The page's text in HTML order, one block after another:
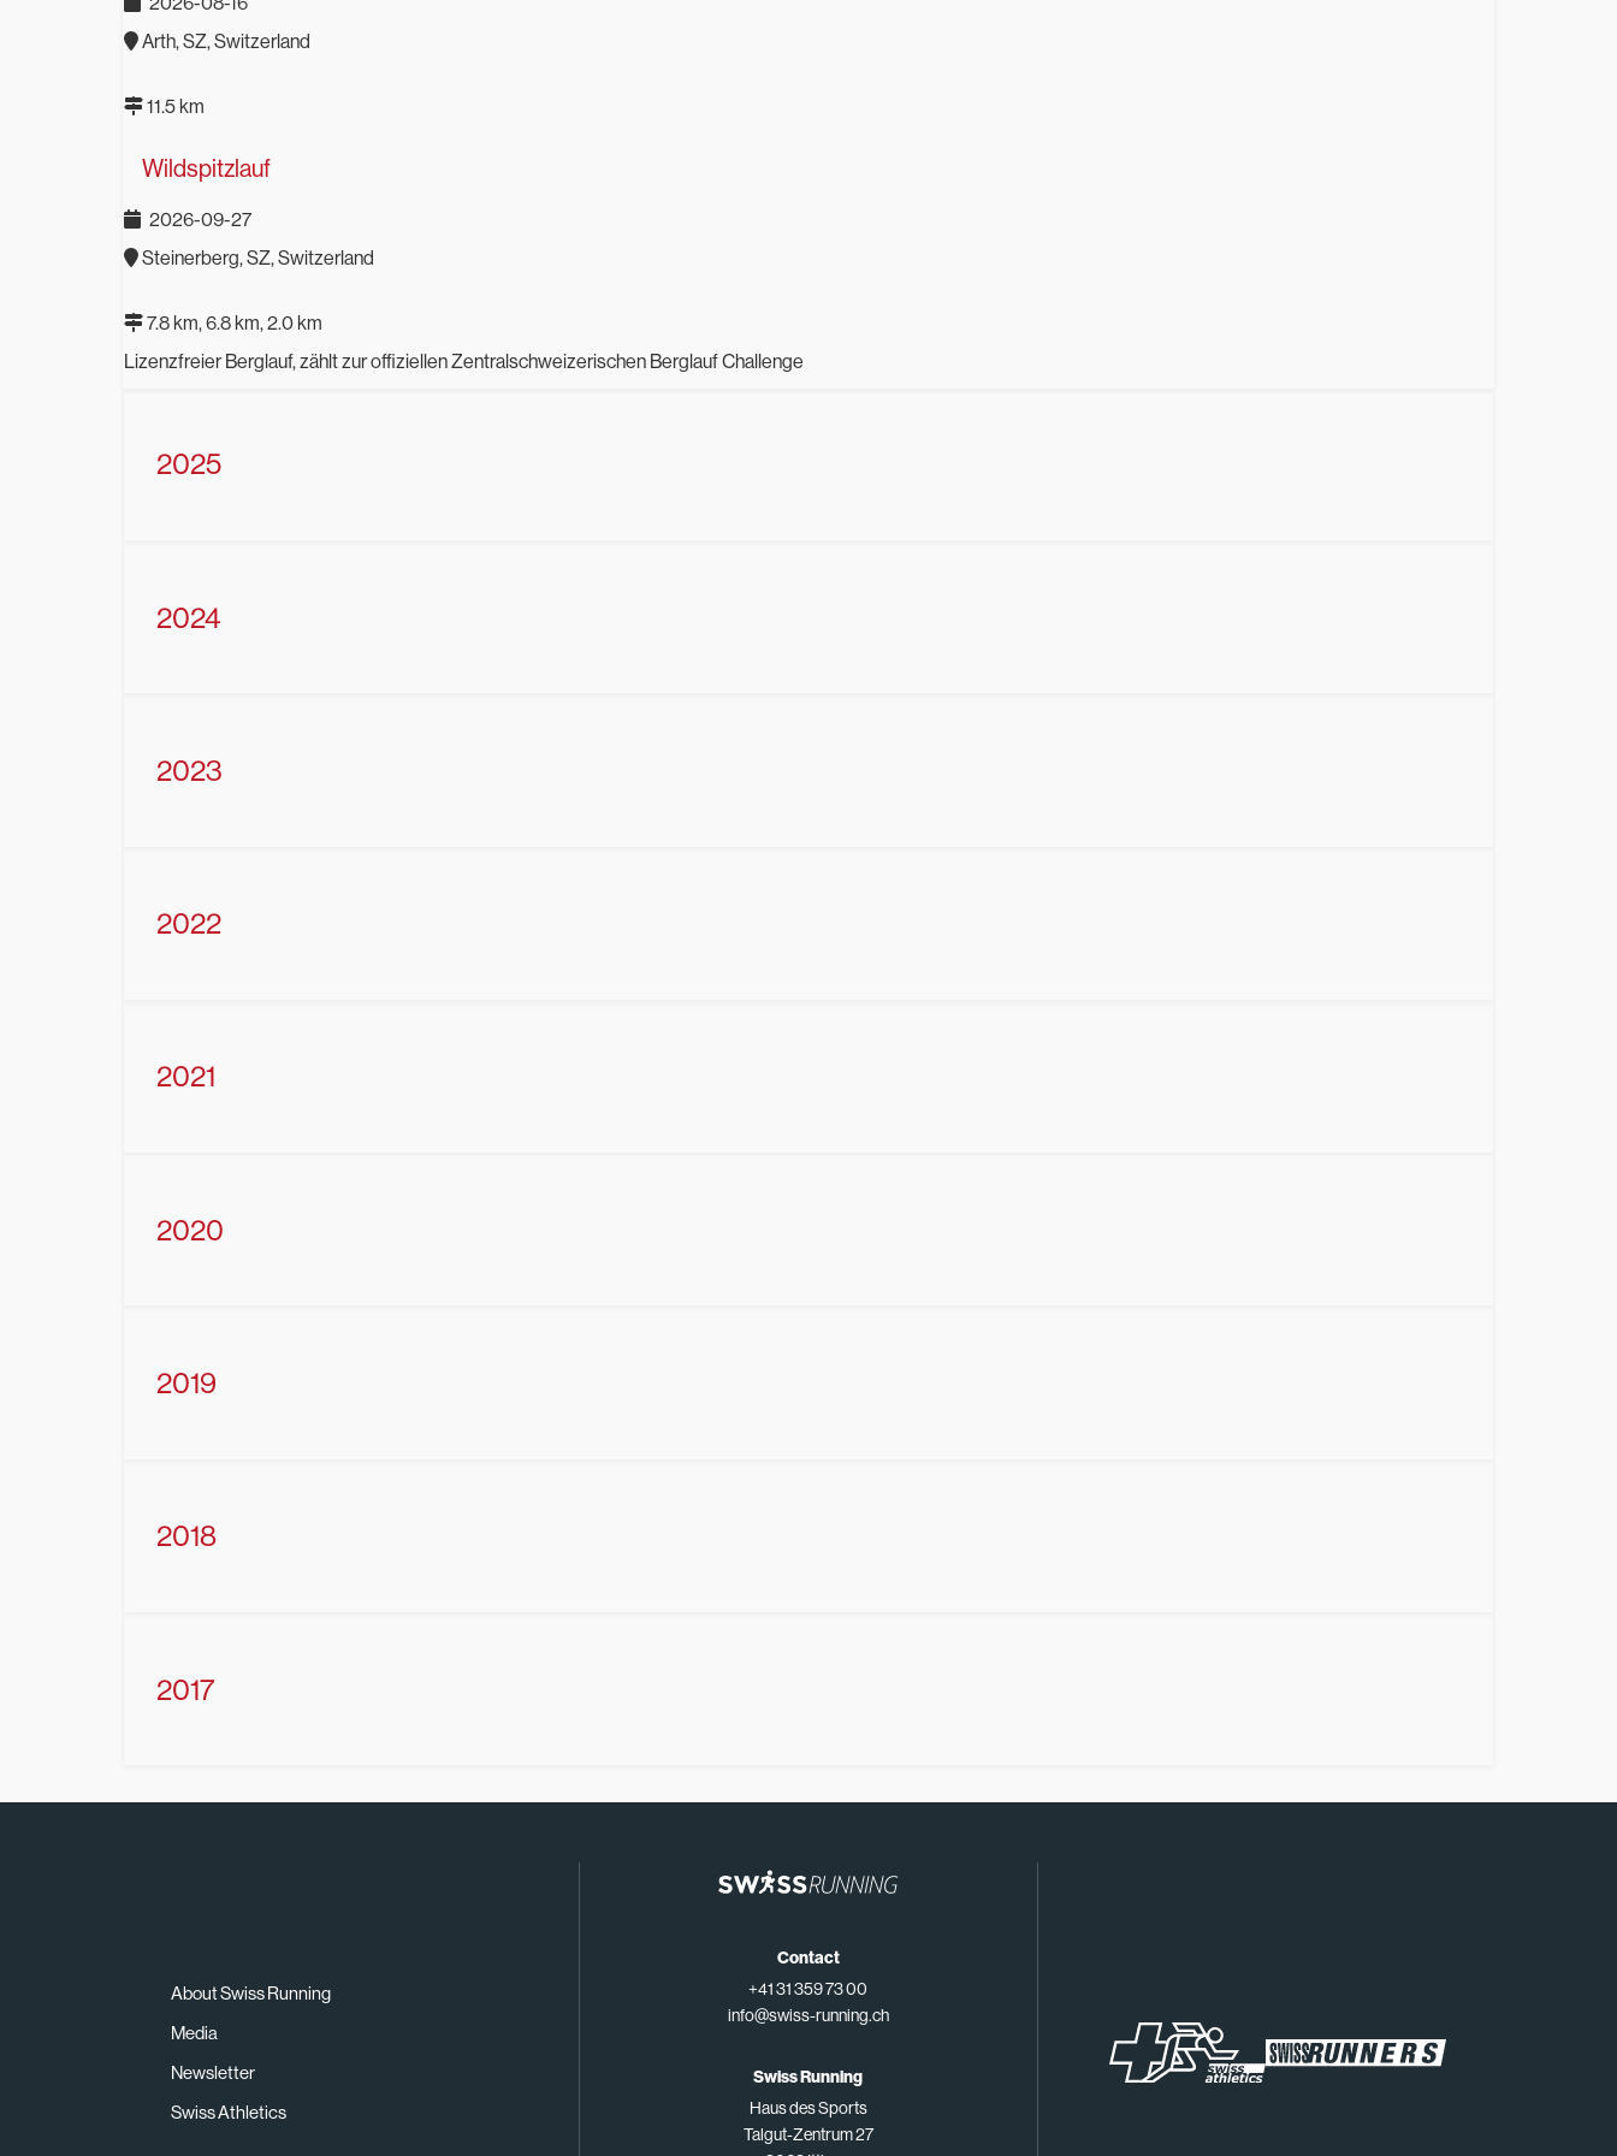
Arth, SZ, Switzerland
11.5 km
Wildspitzlauf
2026-09-27
Steinerberg, SZ, Switzerland
7.8 km, 6.8 km, 2.0 km
Lizenzfreier Berglauf, zählt zur offiziellen Zentralschweizerischen Berglauf Challenge
2025
2024
2023
2022
2021
2020
2019
2018
2017
About Swiss Running
Media
Newsletter
Swiss Athletics
Contact
+41 31 359 73 00
info@swiss-running.ch
Swiss Running
Haus des Sports
Talgut-Zentrum 27